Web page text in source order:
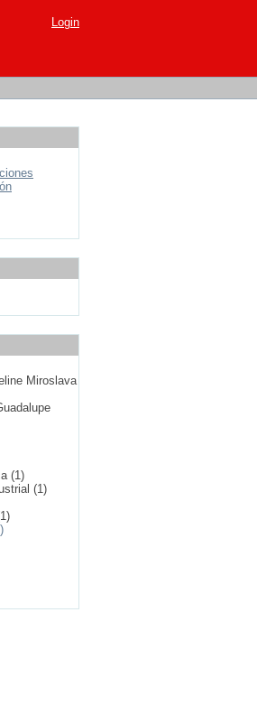
Login
Miroslava
(1)
(1)